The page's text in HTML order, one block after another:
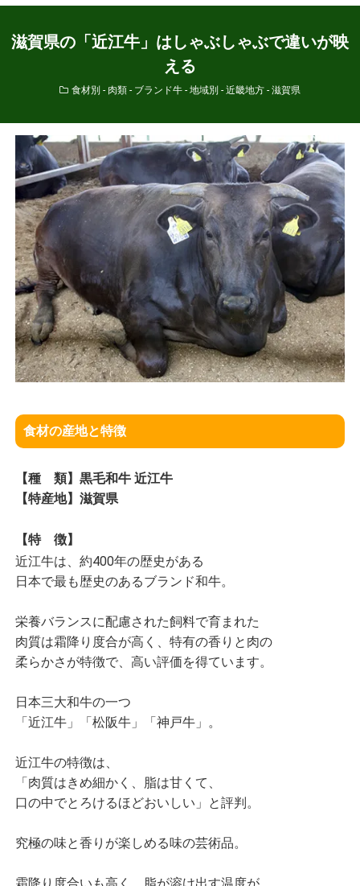
滋賀県の「近江牛」はしゃぶしゃぶで違いが映
える
食材別 - 肉類 - ブランド牛 - 地域別 - 近畿地方 - 滋賀県
食材の産地と特徴
【種 類】黒毛和牛 近江牛
【特産地】滋賀県
【特 徴】
近江牛は、約400年の歴史がある
日本で最も歴史のあるブランド和牛。
栄養バランスに配慮された飼料で育まれた
肉質は霜降り度合が高く、特有の香りと肉の
柔らかさが特徴で、高い評価を得ています。
日本三大和牛の一つ
「近江牛」「松阪牛」「神戸牛」。
近江牛の特徴は、
「肉質はきめ細かく、脂は甘くて、
口の中でとろけるほどおいしい」と評判。
究極の味と香りが楽しめる味の芸術品。